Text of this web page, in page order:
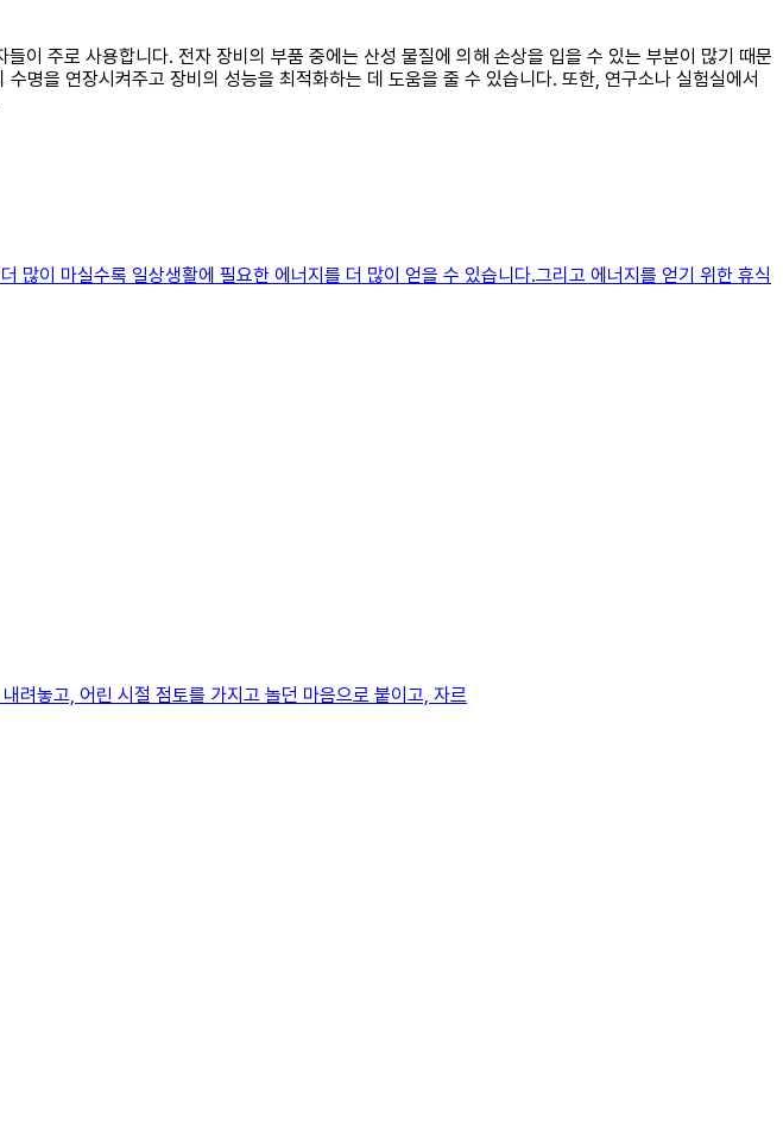
이 주로 사용합니다. 전자 장비의 부품 중에는 산성 물질에 의해 손상을 입을 수 있는 부분이 많기 때문
명을 연장시켜주고 장비의 성능을 최적화하는 데 도움을 줄 수 있습니다. 또한, 연구소나 실험실에서
이 마실수록 일상생활에 필요한 에너지를 더 많이 얻을 수 있습니다.그리고 에너지를 얻기 위한 휴식
려놓고, 어린 시절 점토를 가지고 놀던 마음으로 붙이고, 자르